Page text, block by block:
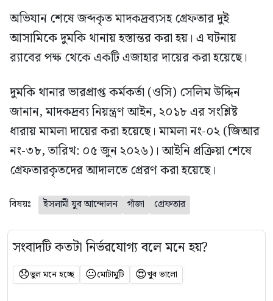
অভিযান শেষে জব্দকৃত মাদকদ্রব্যসহ গ্রেফতার দুই
আসামিকে দুমকি থানায় হস্তান্তর করা হয়। এ ঘটনায়
র‍্যাবের পক্ষ থেকে একটি এজাহার দায়ের করা হয়েছে।
দুমকি থানার ভারপ্রাপ্ত কর্মকর্তা (ওসি) সেলিম উদ্দিন
জানান, মাদকদ্রব্য নিয়ন্ত্রণ আইন, ২০১৮ এর সংশ্লিষ্ট
ধারায় মামলা দায়ের করা হয়েছে। মামলা নং-০২ (জিআর
নং-৩৮, তারিখ: ০৫ জুন ২০২৬)। আইনি প্রক্রিয়া শেষে
গ্রেফতারকৃতদের আদালতে প্রেরণ করা হয়েছে।
বিষয়ঃ ইসলামী যুব আন্দোলন গাঁজা গ্রেফতার
সংবাদটি কতটা নির্ভরযোগ্য বলে মনে হয়?
😞ভুল মনে হচ্ছে 😐মোটামুটি 😍খুব ভালো